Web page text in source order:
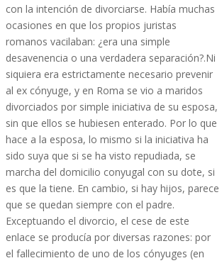
con la intención de divorciarse. Había muchas
ocasiones en que los propios juristas
romanos vacilaban: ¿era una simple
desavenencia o una verdadera separación?.Ni
siquiera era estrictamente necesario prevenir
al ex cónyuge, y en Roma se vio a maridos
divorciados por simple iniciativa de su esposa,
sin que ellos se hubiesen enterado. Por lo que
hace a la esposa, lo mismo si la iniciativa ha
sido suya que si se ha visto repudiada, se
marcha del domicilio conyugal con su dote, si
es que la tiene. En cambio, si hay hijos, parece
que se quedan siempre con el padre.
Exceptuando el divorcio, el cese de este
enlace se producía por diversas razones: por
el fallecimiento de uno de los cónyuges (en